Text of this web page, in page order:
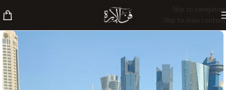
Skip to navigation
Skip to main content